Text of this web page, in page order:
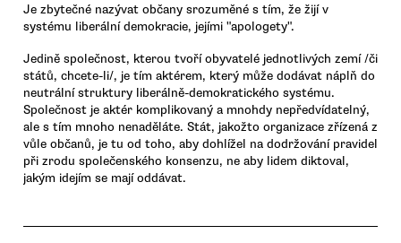
Je zbytečné nazývat občany srozuměné s tím, že žijí v
systému liberální demokracie, jejími "apologety".
Jedině společnost, kterou tvoří obyvatelé jednotlivých zemí /či
států, chcete-li/, je tím aktérem, který může dodávat náplň do
neutrální struktury liberálně-demokratického systému.
Společnost je aktér komplikovaný a mnohdy nepředvídatelný,
ale s tím mnoho nenaděláte. Stát, jakožto organizace zřízená z
vůle občanů, je tu od toho, aby dohlížel na dodržování pravidel
při zrodu společenského konsenzu, ne aby lidem diktoval,
jakým idejím se mají oddávat.